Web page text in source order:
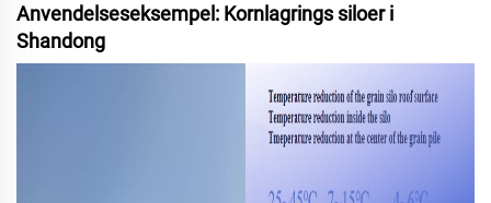
Anvendelseseksempel: Kornlagrings siloer i
Shandong